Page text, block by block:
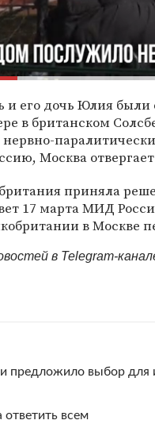
и его дочь Юлия
в британском
Москва
приняла
17 марта МИД
в Москве
в Telegram-
предложило выбор для
всем